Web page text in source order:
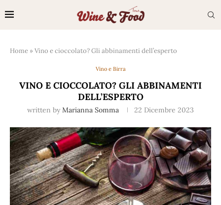
Home »Vino e cioccolato? Gli abbinamenti dell’esperto
Vino e Birra
VINO E CIOCCOLATO? GLI ABBINAMENTI
DELL’ESPERTO
written by Marianna Somma 22 Dicembre 2023